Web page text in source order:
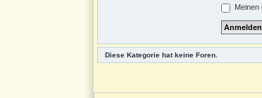
Meinen
Diese Kategorie hat keine Foren.